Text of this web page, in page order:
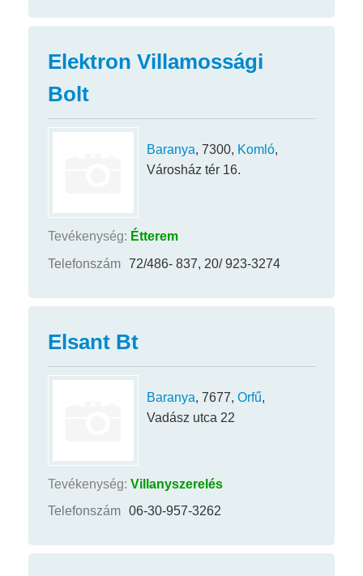
Elektron Villamossági
Bolt
Baranya, 7300, Komló,
Városház tér 16.
Tevékenység: Étterem
Telefonszám 72/486- 837, 20/ 923-3274
Elsant Bt
Baranya, 7677, Orfű,
Vadász utca 22
Tevékenység: Villanyszerelés
Telefonszám 06-30-957-3262